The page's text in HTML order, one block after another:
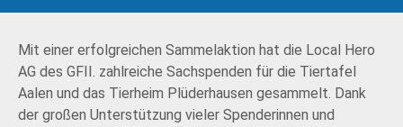
Mit einer erfolgreichen Sammelaktion hat die Local Hero
AG des GFII. zahlreiche Sachspenden für die Tiertafel
Aalen und das Tierheim Plüderhausen gesammelt. Dank
der großen Unterstützung vieler Spenderinnen und